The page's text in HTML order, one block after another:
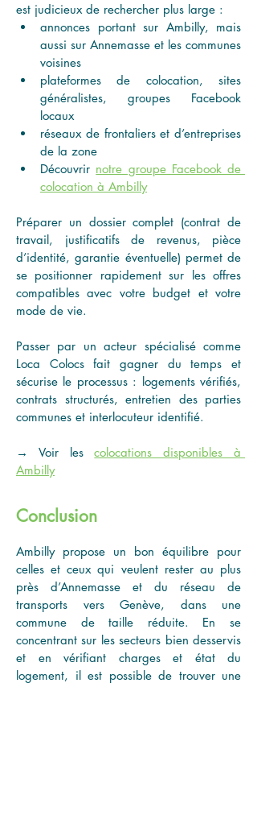
est judicieux de rechercher plus large :
annonces portant sur Ambilly, mais
aussi sur Annemasse et les communes
voisines
plateformes de colocation, sites
généralistes, groupes Facebook
locaux
réseaux de frontaliers et d’entreprises
de la zone
Découvrir notre groupe Facebook de
colocation à Ambilly
Préparer un dossier complet (contrat de
travail, justificatifs de revenus, pièce
d’identité, garantie éventuelle) permet de
se positionner rapidement sur les offres
compatibles avec votre budget et votre
mode de vie.
Passer par un acteur spécialisé comme
Loca Colocs fait gagner du temps et
sécurise le processus : logements vérifiés,
contrats structurés, entretien des parties
communes et interlocuteur identifié.
→ Voir les colocations disponibles à
Ambilly
Conclusion
Ambilly propose un bon équilibre pour
celles et ceux qui veulent rester au plus
près d’Annemasse et du réseau de
transports vers Genève, dans une
commune de taille réduite. En se
concentrant sur les secteurs bien desservis
et en vérifiant charges et état du
logement, il est possible de trouver une